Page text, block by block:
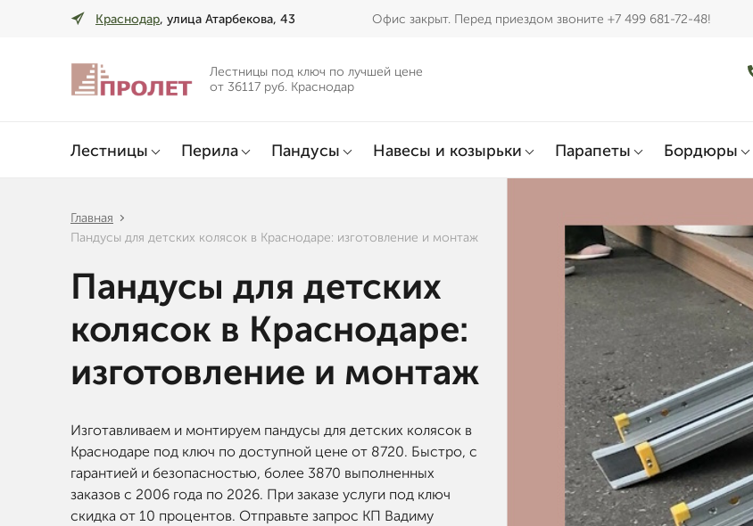
Краснодар, улица Атарбекова, 43 Офис закрыт. Перед приездом звоните +7 499 681-72-48!
Лестницы под ключ по лучшей цене
от 36117 руб. Краснодар
Лестницы Перила Пандусы Навесы и козырьки Парапеты Бордюры
Главная
Пандусы для детских колясок в Краснодаре: изготовление и монтаж
Пандусы для детских
колясок в Краснодаре:
изготовление и монтаж
Изготавливаем и монтируем пандусы для детских колясок в
Краснодаре под ключ по доступной цене от 8720. Быстро, с
гарантией и безопасностью, более 3870 выполненных
заказов с 2006 года по 2026. При заказе услуги под ключ
скидка от 10 процентов. Отправьте запрос КП Вадиму